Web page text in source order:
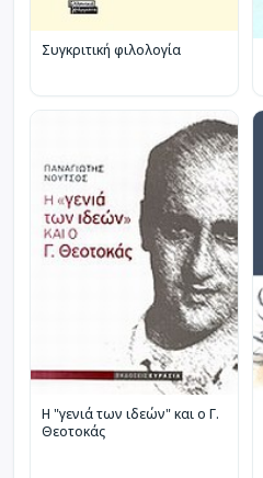
Συγκριτική φιλολογία
Η "γενιά των ιδεών" και ο Γ.
Θεοτοκάς